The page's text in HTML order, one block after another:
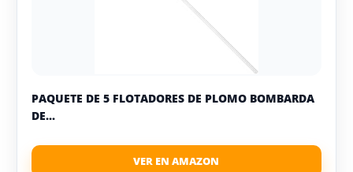
PAQUETE DE 5 FLOTADORES DE PLOMO BOMBARDA
DE...